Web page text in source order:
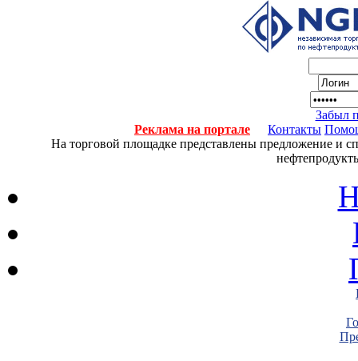
Забыл
Реклама на портале
Контакты
На торговой площадке представлены предложение и